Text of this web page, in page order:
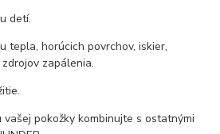
detí.
tepla, horúcich povrchov, iskier,
zapálenia.
pokožky kombinujte s ostatnými